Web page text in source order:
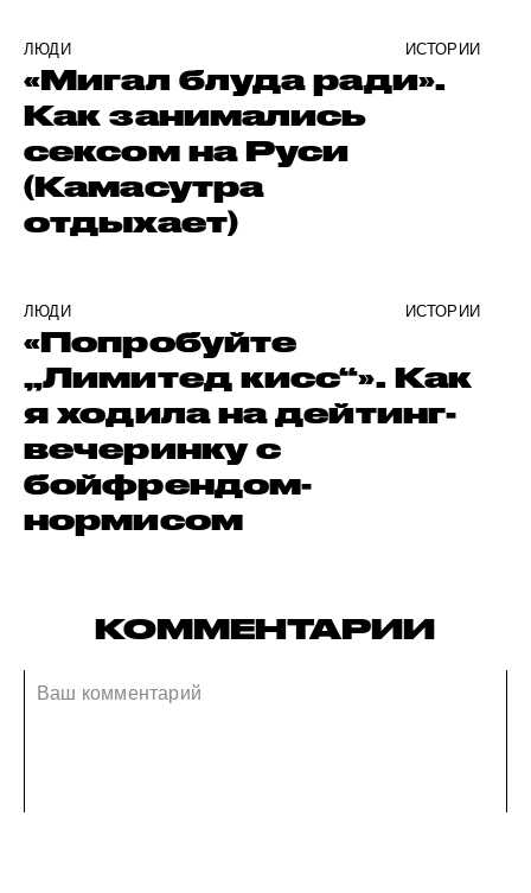
ЛЮДИ ИСТОРИИ
«Мигал блуда ради».
Как занимались
сексом на Руси
(Камасутра
отдыхает)
ЛЮДИ ИСТОРИИ
«Попробуйте
„Лимитед кисс“». Как
я ходила на дейтинг-
вечеринку с
бойфрендом-
нормисом
КОММЕНТАРИИ